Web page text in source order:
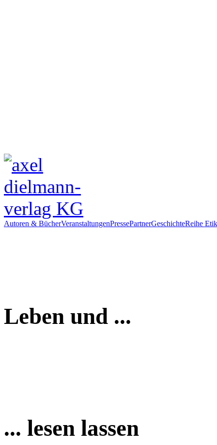
Autoren & BücherVeranstaltungenPressePartnerGeschichteReihe
Leben und ...
... lesen lassen